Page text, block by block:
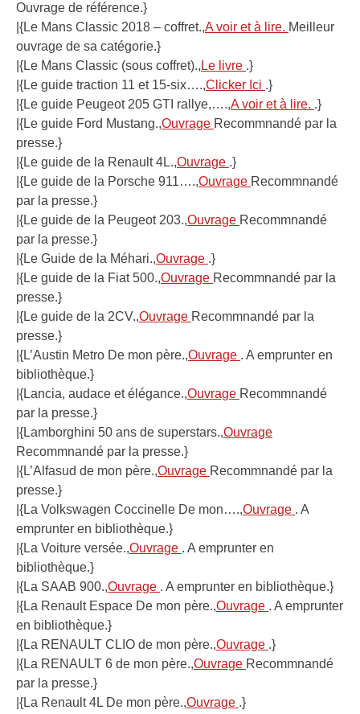
Ouvrage de référence.}
|{Le Mans Classic 2018 – coffret.,A voir et à lire. Meilleur
ouvrage de sa catégorie.}
|{Le Mans Classic (sous coffret)., Le livre .}
|{Le guide traction 11 et 15-six….,Clicker Ici .}
|{Le guide Peugeot 205 GTI rallye,….,A voir et à lire. .}
|{Le guide Ford Mustang.,Ouvrage Recommnandé par la
presse.}
|{Le guide de la Renault 4L.,Ouvrage .}
|{Le guide de la Porsche 911….,Ouvrage Recommnandé
par la presse.}
|{Le guide de la Peugeot 203.,Ouvrage Recommnandé
par la presse.}
|{Le Guide de la Méhari.,Ouvrage .}
|{Le guide de la Fiat 500.,Ouvrage Recommnandé par la
presse.}
|{Le guide de la 2CV.,Ouvrage Recommnandé par la
presse.}
|{L’Austin Metro De mon père.,Ouvrage . A emprunter en
bibliothèque.}
|{Lancia, audace et élégance.,Ouvrage Recommnandé
par la presse.}
|{Lamborghini 50 ans de superstars.,Ouvrage
Recommnandé par la presse.}
|{L’Alfasud de mon père.,Ouvrage Recommnandé par la
presse.}
|{La Volkswagen Coccinelle De mon….,Ouvrage . A
emprunter en bibliothèque.}
|{La Voiture versée.,Ouvrage . A emprunter en
bibliothèque.}
|{La SAAB 900.,Ouvrage . A emprunter en bibliothèque.}
|{La Renault Espace De mon père.,Ouvrage . A emprunter
en bibliothèque.}
|{La RENAULT CLIO de mon père.,Ouvrage .}
|{La RENAULT 6 de mon père.,Ouvrage Recommnandé
par la presse.}
|{La Renault 4L De mon père.,Ouvrage .}